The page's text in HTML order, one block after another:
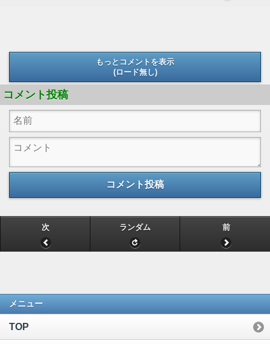
もっとコメントを表示
(ロード無し)
コメント投稿
コメント投稿
次 ランダム 前
メニュー
TOP